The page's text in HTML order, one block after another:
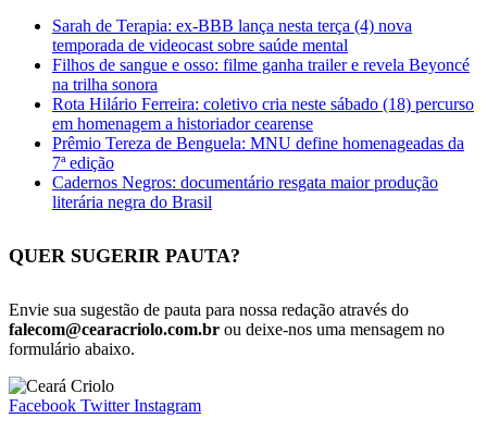
Sarah de Terapia: ex-BBB lança nesta terça (4) nova
temporada de videocast sobre saúde mental
Filhos de sangue e osso: filme ganha trailer e revela Beyoncé
na trilha sonora
Rota Hilário Ferreira: coletivo cria neste sábado (18) percurso
em homenagem a historiador cearense
Prêmio Tereza de Benguela: MNU define homenageadas da
7ª edição
Cadernos Negros: documentário resgata maior produção
literária negra do Brasil
QUER SUGERIR PAUTA?
Envie sua sugestão de pauta para nossa redação através do
falecom@cearacriolo.com.br ou deixe-nos uma mensagem no
formulário abaixo.
Facebook Twitter Instagram